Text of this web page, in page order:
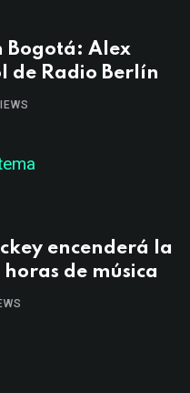
Bogotá: Alex
de Radio Berlín
encenderá la
de música